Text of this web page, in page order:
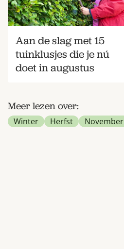
Aan de slag met 15
tuinklusjes die je nú
doet in augustus
Meer lezen over:
Winter Herfst November